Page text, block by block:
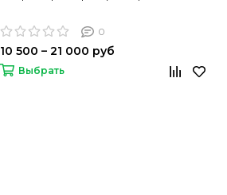
0
10 500 – 21 000 руб
Выбрать